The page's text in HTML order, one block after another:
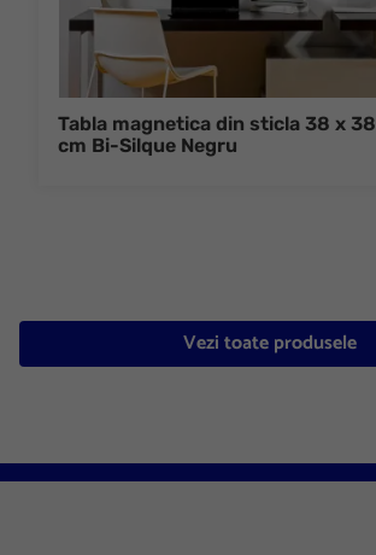
Tabla magnetica din sticla 38 x 38
cm Bi-Silque Negru
Vezi toate produsele